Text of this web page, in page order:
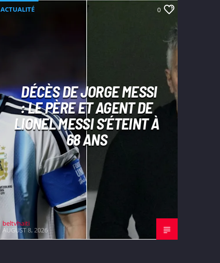
ACTUALITÉ 0
DÉCÈS DE JORGE MESSI
: LE PÈRE ET AGENT DE
LIONEL MESSI S’ÉTEINT À
68 ANS
beltvhaiti
AUGUST 8, 2026